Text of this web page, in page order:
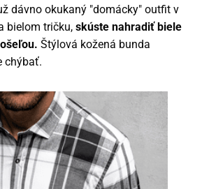
dávno okukaný "domácky" outfit v
bielom tričku, skúste nahradiť biele
Štýlová kožená bunda
chýbať.